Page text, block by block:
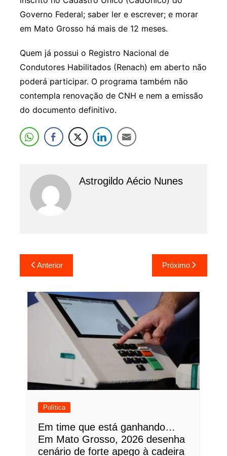
Governo Federal; saber ler e escrever; e morar
em Mato Grosso há mais de 12 meses.
Quem já possui o Registro Nacional de
Condutores Habilitados (Renach) em aberto não
poderá participar. O programa também não
contempla renovação de CNH e nem a emissão
do documento definitivo.
Astrogildo Aécio Nunes
Navegação
de
Post
Anterior Próximo
Política
Em time que está ganhando…
Em Mato Grosso, 2026 desenha
cenário de forte apego à cadeira